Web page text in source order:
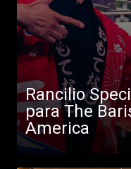
Rancilio
para The
America